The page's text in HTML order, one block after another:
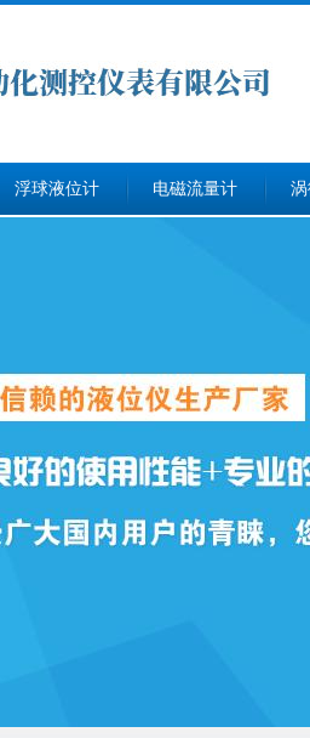
浮球液位计 电磁流量计